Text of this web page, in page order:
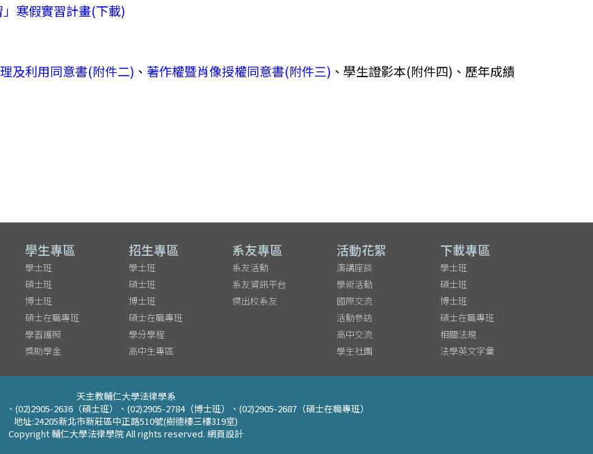
寒假實習計畫(下載)
及利用同意書(附件二) 、 著作權暨肖像授權同意書(附件三) 、學生證影本(附件四)、歷年成績
學生專區
學士班
碩士班
博士班
碩士在職專班
學習護照
獎助學金
招生專區
學士班
碩士班
博士班
碩士在職專班
學分學程
高中生專區
系友專區
系友活動
系友資訊平台
傑出校系友
活動花絮
演講座談
學術活動
國際交流
活動參訪
高中交流
學生社團
下載專區
學士班
碩士班
博士班
碩士在職專班
相關法規
法學英文字彙
天主教輔仁大學法律學系
、(02)2905-2636（碩士班）、(02)2905-2784（博士班）、(02)2905-2687（碩士在職專班）
地址:24205新北市新莊區中正路510號(樹德樓三樓319室)
Copyright 輔仁大學法律學院 All rights reserved. 網頁設計